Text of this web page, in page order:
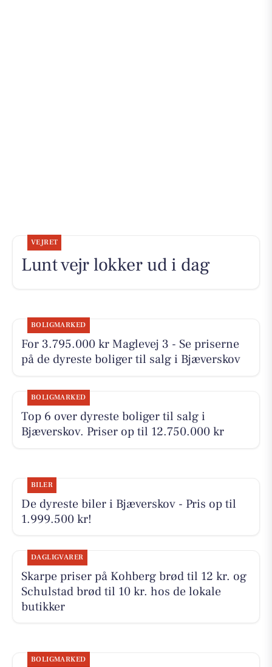
VEJRET
Lunt vejr lokker ud i dag
BOLIGMARKED
For 3.795.000 kr Maglevej 3 - Se priserne
på de dyreste boliger til salg i Bjæverskov
BOLIGMARKED
Top 6 over dyreste boliger til salg i
Bjæverskov. Priser op til 12.750.000 kr
BILER
De dyreste biler i Bjæverskov - Pris op til
1.999.500 kr!
DAGLIGVARER
Skarpe priser på Kohberg brød til 12 kr. og
Schulstad brød til 10 kr. hos de lokale
butikker
BOLIGMARKED